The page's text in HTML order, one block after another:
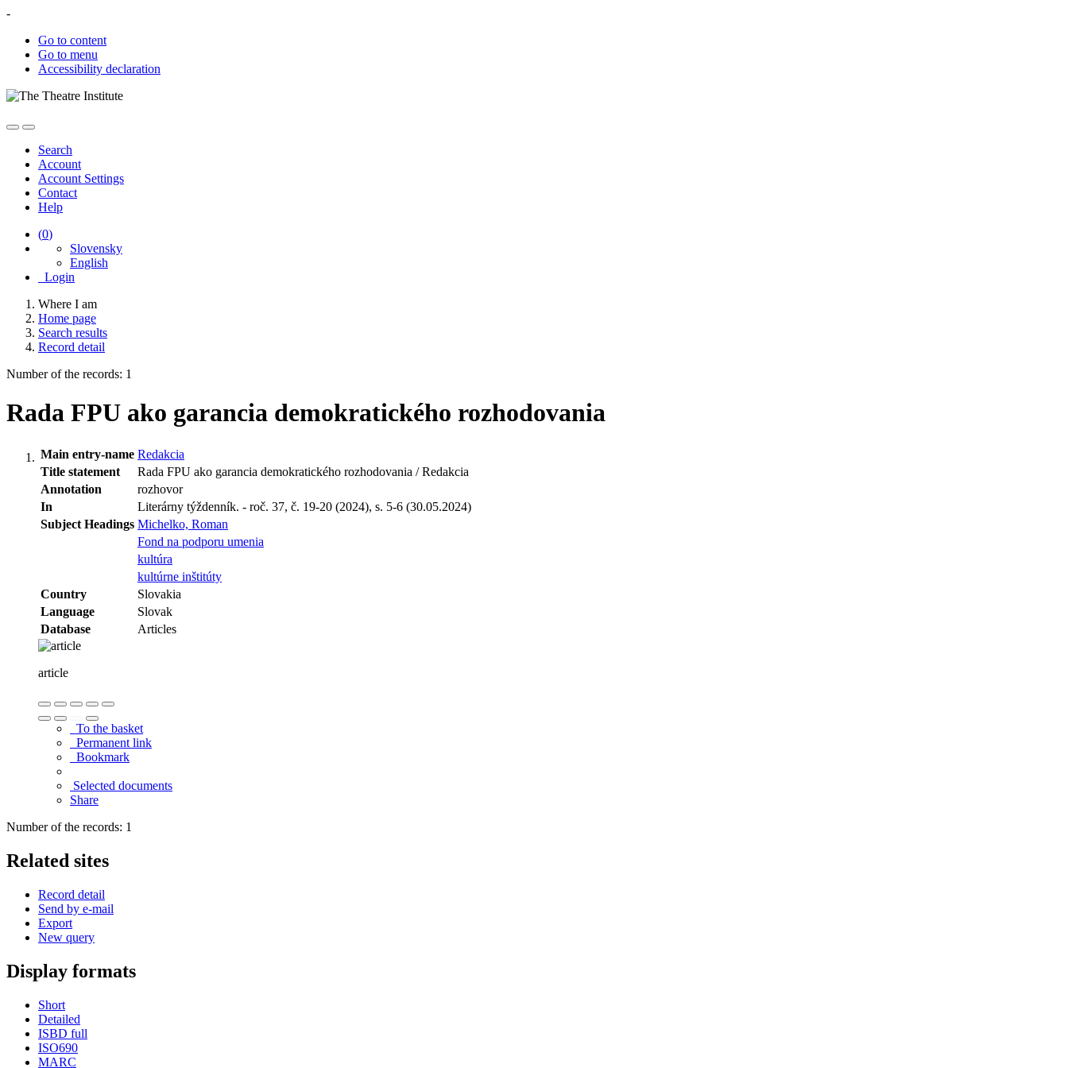
-
Go to content
Go to menu
Accessibility declaration
Search
Account
Account Settings
Contact
Help
(0)
Slovensky
English
Login
Where I am
Home page
Search results
Record detail
Number of the records: 1
Rada FPU ako garancia demokratického rozhodovania
Main entry-name Redakcia
Title statement
Rada FPU ako garancia demokratického rozhodovania / Redakcia
Annotation
rozhovor
In
Literárny týždenník. - roč. 37, č. 19-20 (2024), s. 5-6 (30.05.2024)
Subject Headings Michelko, Roman
Fond na podporu umenia
kultúra
kultúrne inštitúty
Country
Slovakia
Language
Slovak
Database
Articles
article
To the basket
Permanent link
Bookmark
Selected documents
Share
Number of the records: 1
Related sites
Record detail
Send by e-mail
Export
New query
Display formats
Short
Detailed
ISBD full
ISO690
MARC